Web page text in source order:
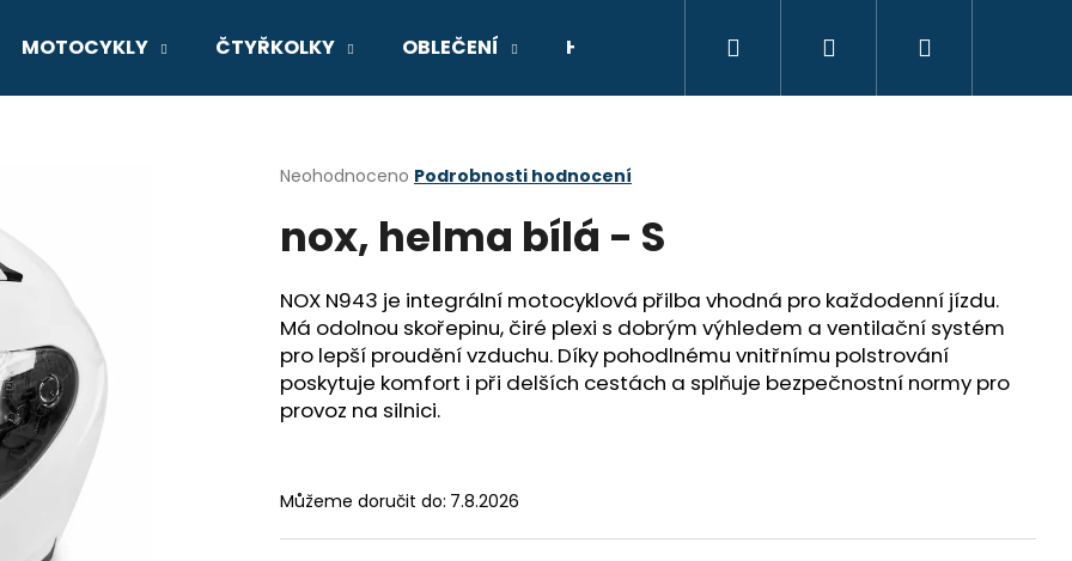
MOTOCYKLY ČTYŘKOLKY OBLEČENÍ HELMY NÁHRADNÍ DÍLY DÁRKOVÝ
Přihlášení
Průměrné
je
z
5
hvězdiček.
Neohodnoceno Podrobnosti hodnocení
nox, helma bílá - S
NOX N943 je integrální motocyklová přilba vhodná pro každodenní jízdu.
Má odolnou skořepinu, čiré plexi s dobrým výhledem a ventilační systém
pro lepší proudění vzduchu. Díky pohodlnému vnitřnímu polstrování
poskytuje komfort i při delších cestách a splňuje bezpečnostní normy pro
provoz na silnici.
Můžeme doručit do: 7.8.2026
HLEDAT
Doporučujeme
199 900 Kč